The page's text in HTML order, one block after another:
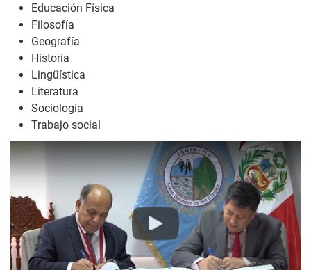
Educación Física
Filosofía
Geografía
Historia
Lingüística
Literatura
Sociología
Trabajo social
Play